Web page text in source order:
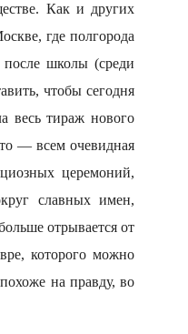
Как и других
где полгорода
школы (среди
чтобы сегодня
весь тираж нового
— всем очевидная
церемоний,
славных имен,
отрывается от
которого можно
на правду, во